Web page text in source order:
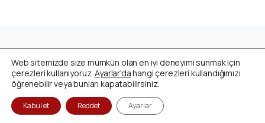
reserved
Web sitemizde size mümkün olan en iyi deneyimi sunmak için
çerezleri kullanıyoruz.Ayarlar'dahangi çerezleri kullandığımızı
öğrenebilir veya bunları kapatabilirsiniz.
Kabul et Reddet Ayarlar